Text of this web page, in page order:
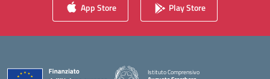
App Store Play Store
Istituto Comprensivo